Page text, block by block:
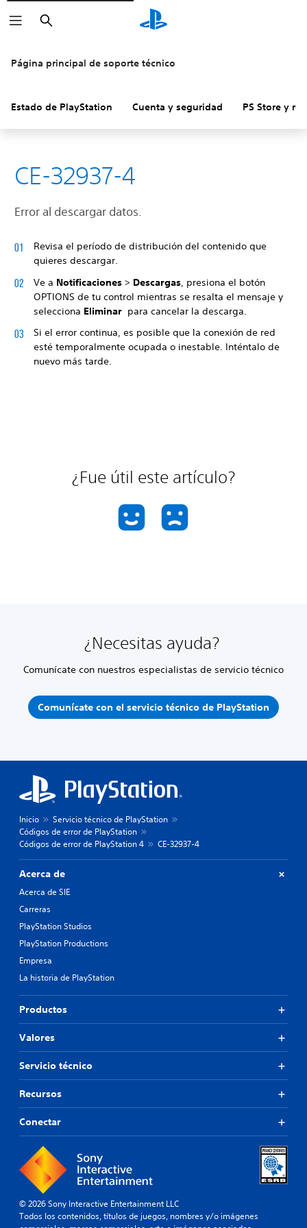
Buscar
Página principal de soporte técnico
Estado de PlayStation Cuenta y seguridad PS Store y
CE-32937-4
Error al descargar datos.
Revisa el período de distribución del contenido que
quieres descargar.
Ve a Notificaciones > Descargas , presiona el botón
OPTIONS de tu control mientras se resalta el mensaje y
selecciona Eliminar para cancelar la descarga.
Si el error continua, es posible que la conexión de red
esté temporalmente ocupada o inestable. Inténtalo de
nuevo más tarde.
¿Fue útil este artículo?
¿Necesitas ayuda?
Comunícate con nuestros especialistas de servicio técnico
Comunícate con el servicio técnico de PlayStation
Inicio
Servicio técnico de PlayStation
Códigos de error de PlayStation
Códigos de error de PlayStation 4
CE-32937-4
Acerca de
Acerca de SIE
Carreras
PlayStation Studios
PlayStation Productions
Empresa
La historia de PlayStation
Productos
Valores
Servicio técnico
Recursos
Conectar
© 2026 Sony Interactive Entertainment LLC
Todos los contenidos, títulos de juegos, nombres y/o imágenes